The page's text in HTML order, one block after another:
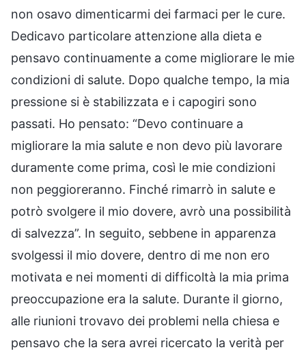
non osavo dimenticarmi dei farmaci per le cure.
Dedicavo particolare attenzione alla dieta e
pensavo continuamente a come migliorare le mie
condizioni di salute. Dopo qualche tempo, la mia
pressione si è stabilizzata e i capogiri sono
passati. Ho pensato: “Devo continuare a
migliorare la mia salute e non devo più lavorare
duramente come prima, così le mie condizioni
non peggioreranno. Finché rimarrò in salute e
potrò svolgere il mio dovere, avrò una possibilità
di salvezza”. In seguito, sebbene in apparenza
svolgessi il mio dovere, dentro di me non ero
motivata e nei momenti di difficoltà la mia prima
preoccupazione era la salute. Durante il giorno,
alle riunioni trovavo dei problemi nella chiesa e
pensavo che la sera avrei ricercato la verità per